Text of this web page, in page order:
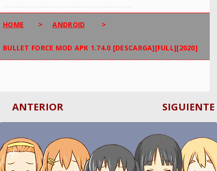
HOME > ANDROID >
BULLET FORCE MOD APK 1.74.0 [DESCARGA][FULL][2020]
SIGUIENTE
ANTERIOR